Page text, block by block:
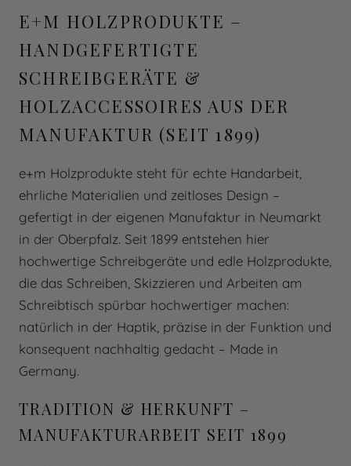
E+M HOLZPRODUKTE –
HANDGEFERTIGTE
SCHREIBGERÄTE &
HOLZACCESSOIRES AUS DER
MANUFAKTUR (SEIT 1899)
e+m Holzprodukte steht für echte Handarbeit,
ehrliche Materialien und zeitloses Design –
gefertigt in der eigenen Manufaktur in Neumarkt
in der Oberpfalz. Seit 1899 entstehen hier
hochwertige Schreibgeräte und edle Holzprodukte,
die das Schreiben, Skizzieren und Arbeiten am
Schreibtisch spürbar hochwertiger machen:
natürlich in der Haptik, präzise in der Funktion und
konsequent nachhaltig gedacht – Made in
Germany.
TRADITION & HERKUNFT –
MANUFAKTURARBEIT SEIT 1899